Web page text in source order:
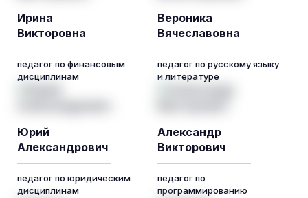
Ирина
Викторовна
педагог по финансовым
дисциплинам
Вероника
Вячеславовна
педагог по русскому языку
и литературе
Юрий
Александрович
педагог по юридическим
дисциплинам
Александр
Викторович
педагог по
программированию